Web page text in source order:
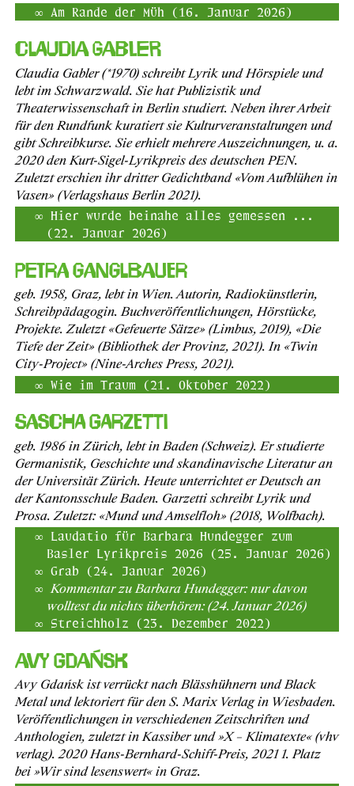
Am Rande der Müh (16. Januar 2026)
Claudia Gabler
Claudia Gabler (*1970) schreibt Lyrik und Hörspiele und
lebt im Schwarzwald. Sie hat Publizistik und
Theaterwissenschaft in Berlin studiert. Neben ihrer Arbeit
für den Rundfunk kuratiert sie Kulturveranstaltungen und
gibt Schreibkurse. Sie erhielt mehrere Auszeichnungen, u. a.
2020 den Kurt-Sigel-Lyrikpreis des deutschen PEN.
Zuletzt erschien ihr dritter Gedichtband «Vom Aufblühen in
Vasen» (Verlagshaus Berlin 2021).
Hier wurde beinahe alles gemessen ...
(22. Januar 2026)
Petra Ganglbauer
geb. 1958, Graz, lebt in Wien. Autorin, Radiokünstlerin,
Schreibpädagogin. Buchveröffentlichungen, Hörstücke,
Projekte. Zuletzt «Gefeuerte Sätze» (Limbus, 2019), «Die
Tiefe der Zeit» (Bibliothek der Provinz, 2021). In «Twin
City-Project» (Nine-Arches Press, 2021).
Wie im Traum (21. Oktober 2022)
Sascha Garzetti
geb. 1986 in Zürich, lebt in Baden (Schweiz). Er studierte
Germanistik, Geschichte und skandinavische Literatur an
der Universität Zürich. Heute unterrichtet er Deutsch an
der Kantonsschule Baden. Garzetti schreibt Lyrik und
Prosa. Zuletzt: «Mund und Amselfloh» (2018, Wolfbach).
Laudatio für Barbara Hundegger zum
Basler Lyrikpreis 2026 (25. Januar 2026)
Grab (24. Januar 2026)
Kommentar zu Barbara Hundegger: nur davon
wolltest du nichts überhören: (24. Januar 2026)
Streichholz (23. Dezember 2022)
Avy Gdańsk
Avy Gdańsk ist verrückt nach Blässhühnern und Black
Metal und lektoriert für den S. Marix Verlag in Wiesbaden.
Veröffentlichungen in verschiedenen Zeitschriften und
Anthologien, zuletzt in Kassiber und »X – Klimatexte« (vhv
verlag). 2020 Hans-Bernhard-Schiff-Preis, 2021 1. Platz
bei »Wir sind lesenswert« in Graz.